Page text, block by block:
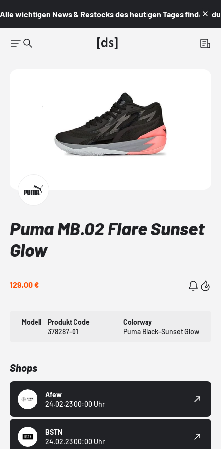
Alle wichtigen News & Restocks des heutigen Tages findest du
Puma MB.02 Flare Sunset
Glow
129,00 €
Modell
Produkt Code
378287-01
Colorway
Puma Black-Sunset Glow
Shops
Afew
24.02.23 00:00 Uhr
BSTN
24.02.23 00:00 Uhr